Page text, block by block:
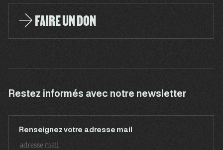
FAIRE UN DON
Restez informés avec notre newsletter
Renseignez votre adresse mail